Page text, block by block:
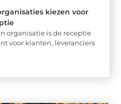
kiezen voor
organisatie is de receptie
voor klanten, leveranciers